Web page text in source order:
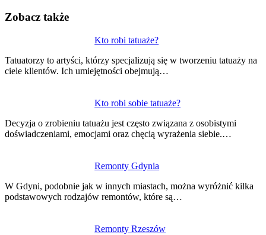
Zobacz także
Kto robi tatuaże?
Tatuatorzy to artyści, którzy specjalizują się w tworzeniu tatuaży na
ciele klientów. Ich umiejętności obejmują…
Kto robi sobie tatuaże?
Decyzja o zrobieniu tatuażu jest często związana z osobistymi
doświadczeniami, emocjami oraz chęcią wyrażenia siebie.…
Remonty Gdynia
W Gdyni, podobnie jak w innych miastach, można wyróżnić kilka
podstawowych rodzajów remontów, które są…
Remonty Rzeszów
wpisu